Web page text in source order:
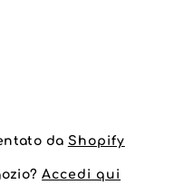
da Shopify
Accedi qui